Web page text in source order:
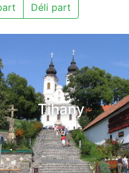
Déli part
Tihany